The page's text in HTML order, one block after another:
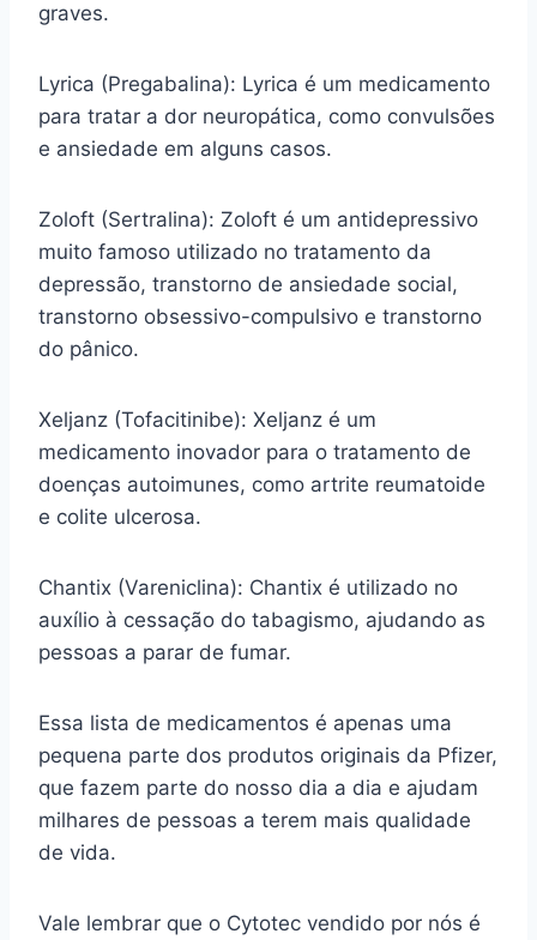
graves.
Lyrica (Pregabalina): Lyrica é um medicamento
para tratar a dor neuropática, como convulsões
e ansiedade em alguns casos.
Zoloft (Sertralina): Zoloft é um antidepressivo
muito famoso utilizado no tratamento da
depressão, transtorno de ansiedade social,
transtorno obsessivo-compulsivo e transtorno
do pânico.
Xeljanz (Tofacitinibe): Xeljanz é um
medicamento inovador para o tratamento de
doenças autoimunes, como artrite reumatoide
e colite ulcerosa.
Chantix (Vareniclina): Chantix é utilizado no
auxílio à cessação do tabagismo, ajudando as
pessoas a parar de fumar.
Essa lista de medicamentos é apenas uma
pequena parte dos produtos originais da Pfizer,
que fazem parte do nosso dia a dia e ajudam
milhares de pessoas a terem mais qualidade
de vida.
Vale lembrar que o Cytotec vendido por nós é